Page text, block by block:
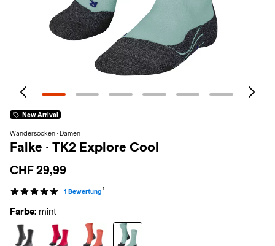
New Arrival
Wandersocken · Damen
Falke · TK2 Explore Cool
CHF 29,99
1 Bewertung 1
Farbe: mint